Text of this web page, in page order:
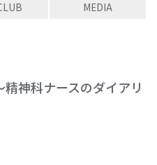
MEDIA
精神科ナースのダイアリ